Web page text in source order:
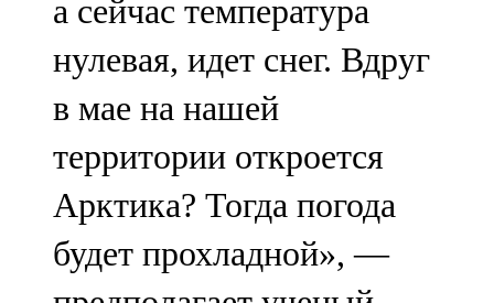
а сейчас температура
нулевая, идет снег. Вдруг
в мае на нашей
территории откроется
Арктика? Тогда погода
будет прохладной», —